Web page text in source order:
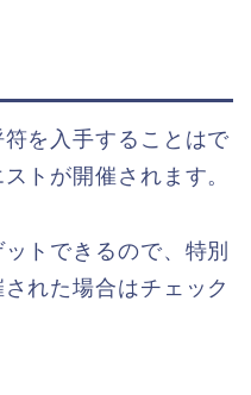
を入手することはで
トが開催されます。
トできるので、特別
れた場合はチェック